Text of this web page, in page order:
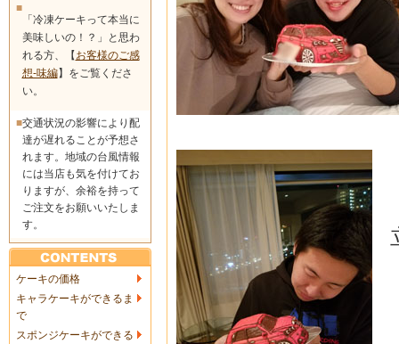
■
「冷凍ケーキって本当に
美味しいの！？」と思わ
れる方、【 お客様のご感
想-味編】をご覧くださ
い。
■交通状況の影響により配
達が遅れることが予想さ
れます。地域の台風情報
には当店も気を付けてお
りますが、余裕を持って
ご注文をお願いいたしま
す。
ケーキの価格
キャラケーキができるま
で
スポンジケーキができる